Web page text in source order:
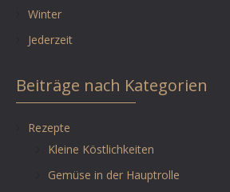
Winter
Jederzeit
Beiträge nach Kategorien
Rezepte
Kleine Köstlichkeiten
Gemüse in der Hauptrolle